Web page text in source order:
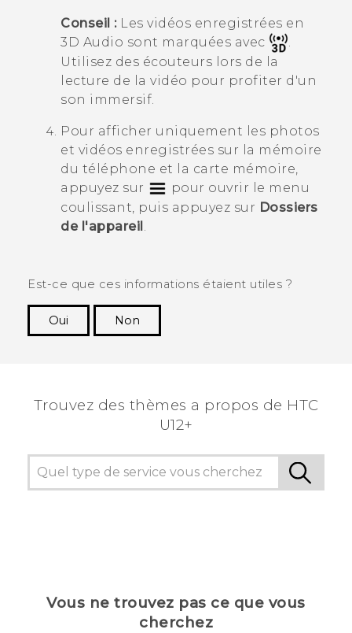
Conseil :Les vidéos enregistrées en
3D Audio sont marquées avec
Utilisez des écouteurs lors de la
lecture de la vidéo pour profiter d'un
son immersif.
Pour afficher uniquement les photos
et vidéos enregistrées sur la mémoire
du téléphone et la carte mémoire,
appuyez sur
pour ouvrir le menu
coulissant, puis appuyez sur Dossiers
de l'appareil .
Est-ce que ces informations étaient utiles ?
Oui
Non
Trouvez des thèmes a propos de HTC
U12+
Vous ne trouvez pas ce que vous
cherchez